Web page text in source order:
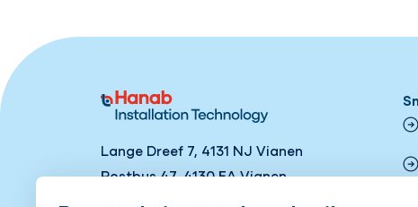
Lange Dreef 7, 4131 NJ Vianen
Postbus 47, 4130 EA Vianen